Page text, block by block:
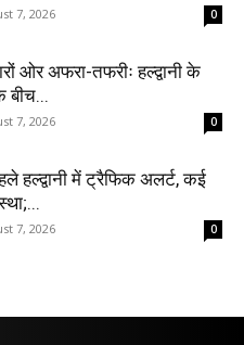
7, 2026 0
ओर अफरा-तफरीः हल्द्वानी के
बीच...
7, 2026 0
हल्द्वानी में ट्रैफिक अलर्ट, कई
7, 2026 0